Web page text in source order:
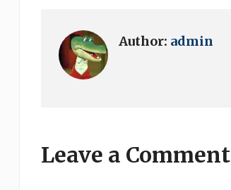
Author: admin
Leave a Comment